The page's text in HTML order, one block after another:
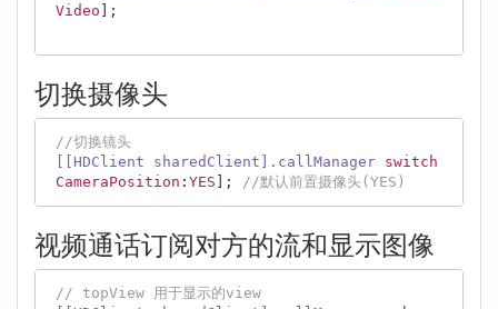
Video ];
切换摄像头
//切换镜头
[[HDClient sharedClient]
.callManager switch
CameraPosition : YES ]; //默认前置摄像头(YES)
视频通话订阅对方的流和显示图像
// topView 用于显示的view